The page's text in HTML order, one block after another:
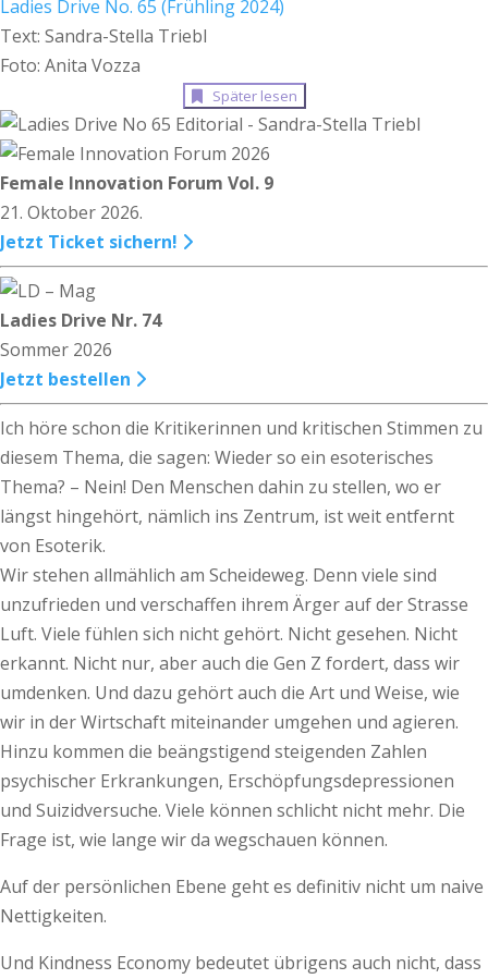
Ladies Drive No. 65 (Frühling 2024)
Text: Sandra-Stella Triebl
Foto: Anita Vozza
Später lesen
Female Innovation Forum Vol. 9
21. Oktober 2026.
Jetzt Ticket sichern!
Ladies Drive Nr. 74
Sommer 2026
Jetzt bestellen
Ich höre schon die Kritikerinnen und kritischen Stimmen zu
diesem Thema, die sagen: Wieder so ein esoterisches
Thema? – Nein! Den Menschen dahin zu stellen, wo er
längst hingehört, nämlich ins Zentrum, ist weit entfernt
von Esoterik.
Wir stehen allmählich am Scheideweg. Denn viele sind
unzufrieden und verschaffen ihrem Ärger auf der Strasse
Luft. Viele fühlen sich nicht gehört. Nicht gesehen. Nicht
erkannt. Nicht nur, aber auch die Gen Z fordert, dass wir
umdenken. Und dazu gehört auch die Art und Weise, wie
wir in der Wirtschaft miteinander umgehen und agieren.
Hinzu kommen die beängstigend steigenden Zahlen
psychischer Erkrankungen, Erschöpfungsdepressionen
und Suizidversuche. Viele können schlicht nicht mehr. Die
Frage ist, wie lange wir da wegschauen können.
Auf der persönlichen Ebene geht es definitiv nicht um naive
Nettigkeiten.
Und Kindness Economy bedeutet übrigens auch nicht, dass